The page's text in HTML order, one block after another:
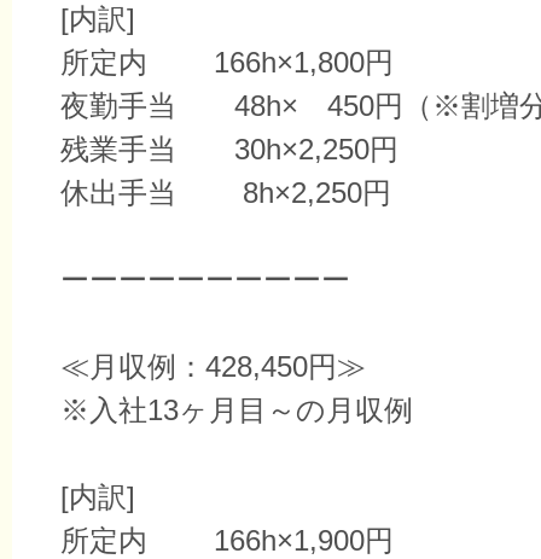
[内訳]
所定内 166h×1,800円
夜勤手当 48h× 450円（※割増
残業手当 30h×2,250円
休出手当 8h×2,250円
ーーーーーーーーーー
≪月収例：428,450円≫
※入社13ヶ月目～の月収例
[内訳]
所定内 166h×1,900円